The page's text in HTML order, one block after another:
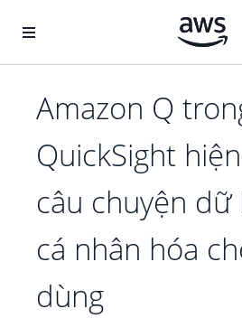
Amazon Q
QuickSight
câu chuyện
cá nhân hóa
dùng